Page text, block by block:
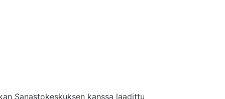
Sanastokeskuksen kanssa laadittu